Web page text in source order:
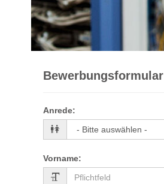
Bewerbungsformular
Anrede:
Vorname: